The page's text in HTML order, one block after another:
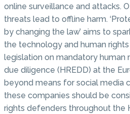
online surveillance and attacks.
threats lead to offline harm.
by changing the law’ aims to
the technology and human
legislation on mandatory human
due diligence (HREDD) at the
beyond means for social media
these companies should be
rights defenders throughout the